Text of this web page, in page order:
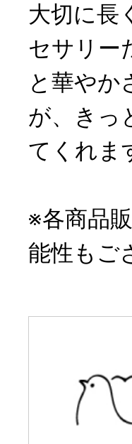
大切に長
セサリー
と華やか
が、きっ
てくれま
※各商品
能性もご